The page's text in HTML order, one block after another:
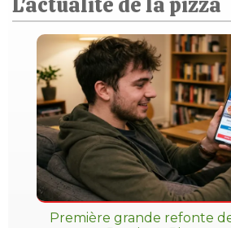
Première grande refonte